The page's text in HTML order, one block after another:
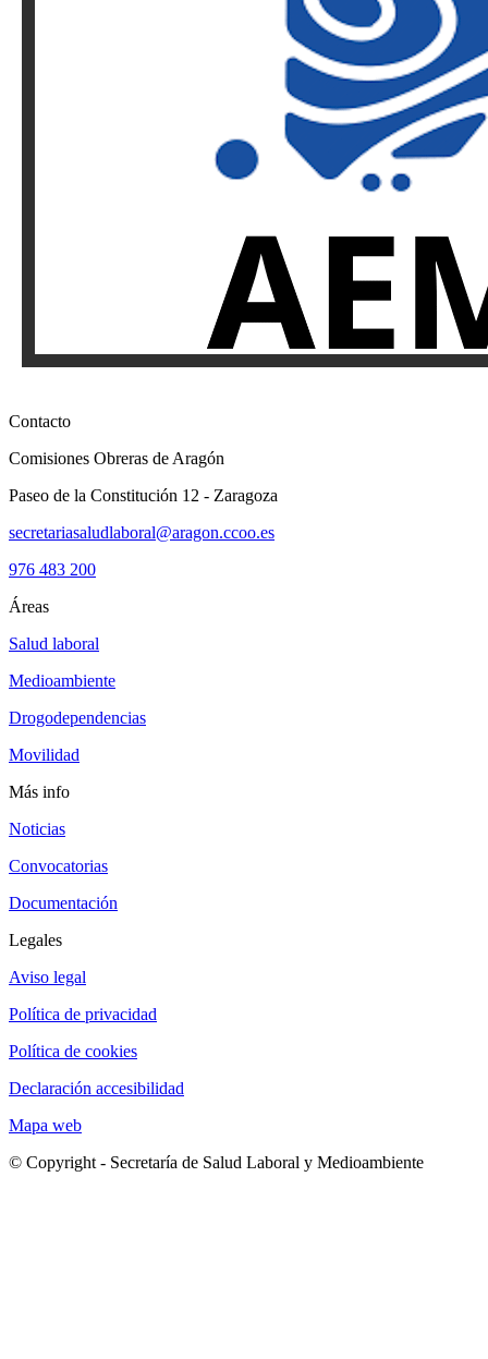
Contacto
Comisiones Obreras de Aragón
Paseo de la Constitución 12 - Zaragoza
secretariasaludlaboral@aragon.ccoo.es
976 483 200
Áreas
Salud laboral
Medioambiente
Drogodependencias
Movilidad
Más info
Noticias
Convocatorias
Documentación
Legales
Aviso legal
Política de privacidad
Política de cookies
Declaración accesibilidad
Mapa web
© Copyright - Secretaría de Salud Laboral y Medioambiente